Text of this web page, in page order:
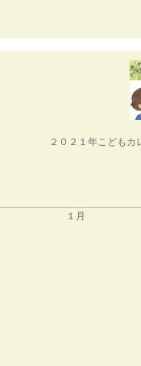
２０２１年こども